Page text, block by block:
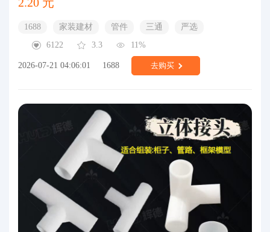
1688 家装建材 管件 三通
严选
6122
3.3 11%
2026-07-21 04:06:01 1688 去购买